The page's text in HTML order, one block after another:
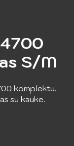
4700
S/M
komplektu.
su kauke.